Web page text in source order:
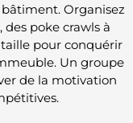
Organisez
poke crawls à
pour conquérir
Un groupe
de la motivation